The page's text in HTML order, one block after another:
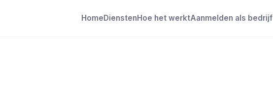
Home Diensten Hoe het werktAanmelden als bedrijf